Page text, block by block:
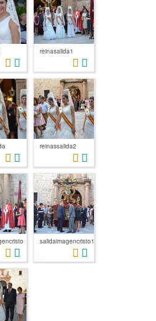
reinasalida1
reinassalida2
salidaimagencristo1